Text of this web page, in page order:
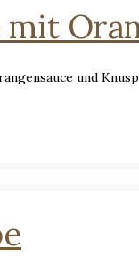
und